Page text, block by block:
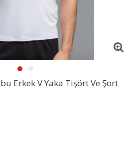
Erkek V Yaka Tişört Ve Şort